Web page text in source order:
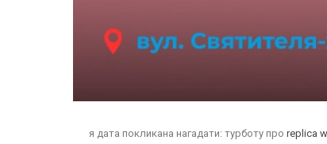
я дата покликана нагадати: турботу про replica